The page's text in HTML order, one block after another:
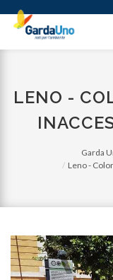
Gardauno
Spa
LENO -
Garda
Leno -